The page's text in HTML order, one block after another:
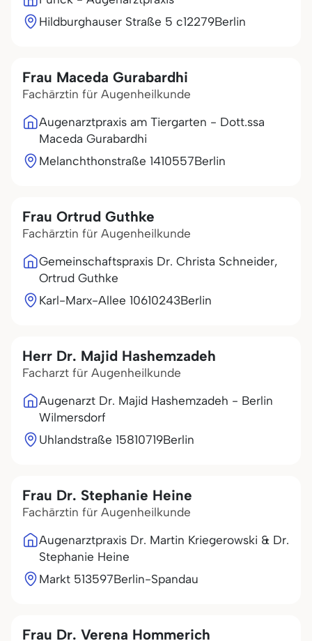
Hildburghauser Straße 5 c12279Berlin
Frau Maceda Gurabardhi
Fachärztin für Augenheilkunde
Augenarztpraxis am Tiergarten - Dott.ssa
Maceda Gurabardhi
Melanchthonstraße 1410557Berlin
Frau Ortrud Guthke
Fachärztin für Augenheilkunde
Gemeinschaftspraxis Dr. Christa Schneider,
Ortrud Guthke
Karl-Marx-Allee 10610243Berlin
Herr Dr. Majid Hashemzadeh
Facharzt für Augenheilkunde
Augenarzt Dr. Majid Hashemzadeh - Berlin
Wilmersdorf
Uhlandstraße 15810719Berlin
Frau Dr. Stephanie Heine
Fachärztin für Augenheilkunde
Augenarztpraxis Dr. Martin Kriegerowski & Dr.
Stephanie Heine
Markt 513597Berlin-Spandau
Frau Dr. Verena Hommerich